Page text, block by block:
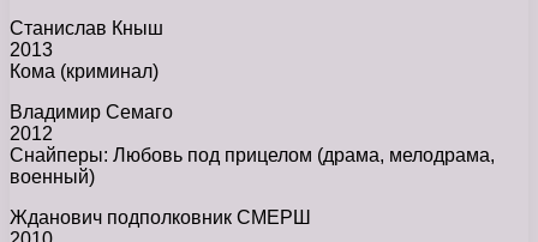
Станислав Кныш
2013
Кома (криминал)
Владимир Семаго
2012
Снайперы: Любовь под прицелом (драма, мелодрама,
военный)
Жданович подполковник СМЕРШ